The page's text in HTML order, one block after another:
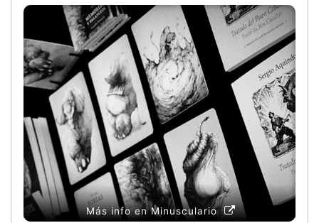
English
Más info en Minusculario